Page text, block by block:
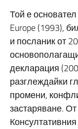
Той е
Europe (1993),
и посланик от
декларация
разглеждайки
промени,
застаряване.